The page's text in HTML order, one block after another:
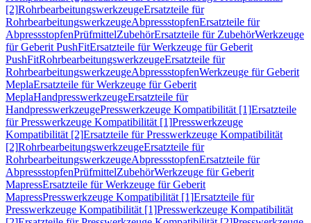
[2]RohrbearbeitungswerkzeugeErsatzteile für
RohrbearbeitungswerkzeugeAbpressstopfenErsatzteile für
AbpressstopfenPrüfmittelZubehörErsatzteile für ZubehörWerkzeuge
für Geberit PushFitErsatzteile für Werkzeuge für Geberit
PushFitRohrbearbeitungswerkzeugeErsatzteile für
RohrbearbeitungswerkzeugeAbpressstopfenWerkzeuge für Geberit
MeplaErsatzteile für Werkzeuge für Geberit
MeplaHandpresswerkzeugeErsatzteile für
HandpresswerkzeugePresswerkzeuge Kompatibilität [1]Ersatzteile
für Presswerkzeuge Kompatibilität [1]Presswerkzeuge
Kompatibilität [2]Ersatzteile für Presswerkzeuge Kompatibilität
[2]RohrbearbeitungswerkzeugeErsatzteile für
RohrbearbeitungswerkzeugeAbpressstopfenErsatzteile für
AbpressstopfenPrüfmittelZubehörWerkzeuge für Geberit
MapressErsatzteile für Werkzeuge für Geberit
MapressPresswerkzeuge Kompatibilität [1]Ersatzteile für
Presswerkzeuge Kompatibilität [1]Presswerkzeuge Kompatibilität